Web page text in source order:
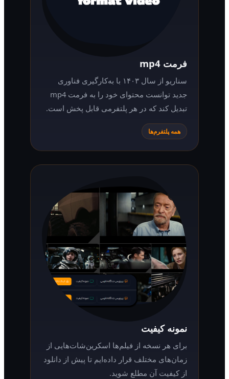
سناریو از سال ۱۴۰۳ با به‌کارگیری فناوری
جدید توانست محتوای خود را به فرمت mp4
تبدیل کند که در هر پلتفرمی قابل پخش است.
همه پلتفرم‌ها
نمونه کیفیت
برای هر نسخه از فیلم‌ها اسکرین‌شات‌هایی از
زمان‌های مختلف قرار داده‌ایم تا پیش از دانلود
از کیفیت آن مطلع شوید.